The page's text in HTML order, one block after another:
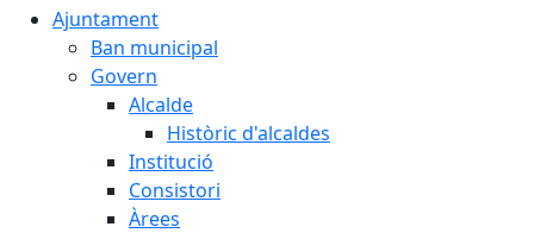
Ajuntament
Ban municipal
Govern
Alcalde
Històric d'alcaldes
Institució
Consistori
Àrees